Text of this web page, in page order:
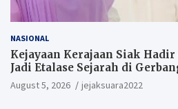
NASIONAL
Kejayaan Kerajaan Siak
Jadi Etalase Sejarah di
August 5, 2026 jejaksuara2022